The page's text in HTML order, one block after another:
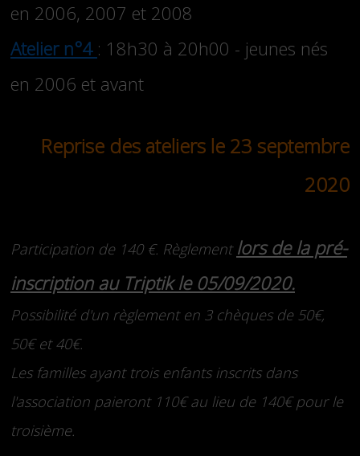
en 2006, 2007 et 2008
Atelier n°4 : 18h30 à 20h00 - jeunes nés
en 2006 et avant
Reprise des ateliers le 23 septembre
2020
Participation de 140 €. Règlement lors de la pré-
inscription au Triptik le 05/09/2020.
Possibilité d'un règlement en 3 chèques de 50€,
50€ et 40€.
Les familles ayant trois enfants inscrits dans
l'association paieront 110€ au lieu de 140€ pour le
troisième.